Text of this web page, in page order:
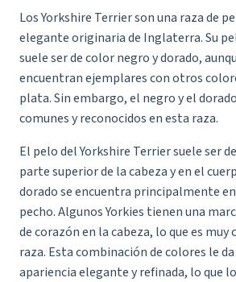
Los Yorkshire Terrier son una raza de
elegante originaria de Inglaterra. Su
suele ser de color negro y dorado,
encuentran ejemplares con otros
plata. Sin embargo, el negro y el
comunes y reconocidos en esta raza.
El pelo del Yorkshire Terrier suele ser
parte superior de la cabeza y en el
dorado se encuentra principalmente
pecho. Algunos Yorkies tienen una
de corazón en la cabeza, lo que es
raza. Esta combinación de colores le
apariencia elegante y refinada, lo que